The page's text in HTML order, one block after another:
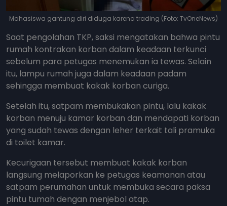
Mahasiswa gantung diri diduga karena trading (Foto: TvOneNews)
Saat pengolahan TKP, saksi mengatakan bahwa pintu
rumah kontrakan korban dalam keadaan terkunci
sebelum para petugas menemukan ia tewas. Selain
itu, lampu rumah juga dalam keadaan padam
sehingga membuat kakak korban curiga.
Setelah itu, satpam membukakan pintu, lalu kakak
korban menuju kamar korban dan mendapati korban
yang sudah tewas dengan leher terkait tali pramuka
di toilet kamar.
Kecurigaan tersebut membuat kakak korban
langsung melaporkan ke petugas keamanan atau
satpam perumahan untuk membuka secara paksa
pintu tumah dengan menjebol atap.